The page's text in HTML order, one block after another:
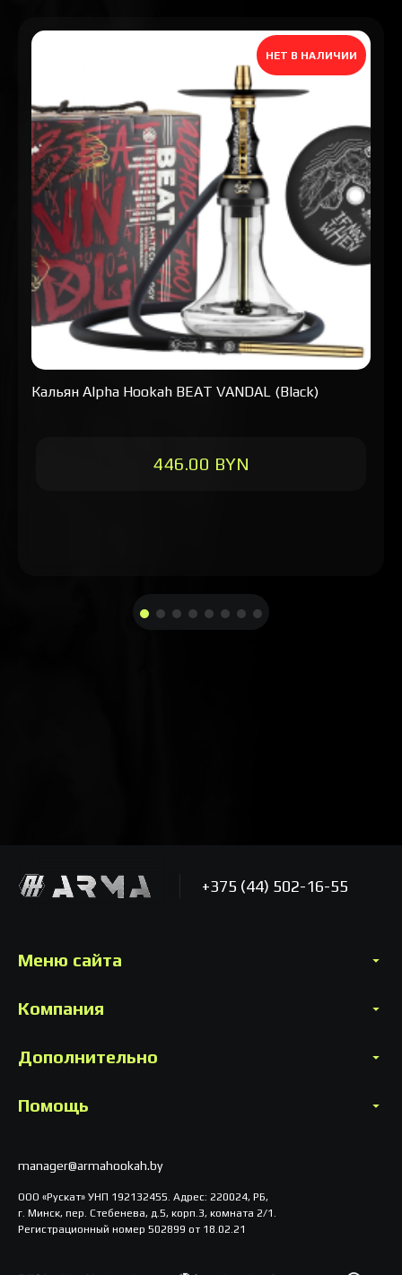
НЕТ В НАЛИЧИИ
Кальян Alpha Hookah BEAT VANDAL (Black)
446.00 BYN
+375 (44) 502-16-55
Меню сайта
Компания
Дополнительно
Помощь
manager@armahookah.by
ООО «Рускат» УНП 192132455. Адрес: 220024, РБ,
г. Минск, пер. Стебенева, д.5, корп.3, комната 2/1.
Регистрационный номер 502899 от 18.02.21